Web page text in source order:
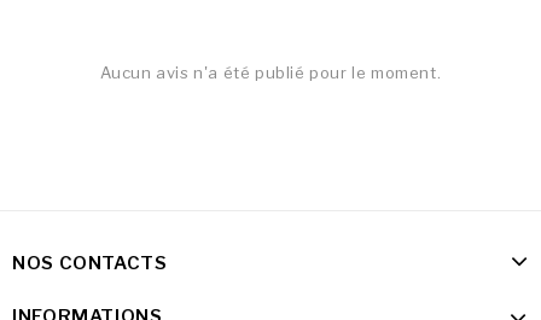
Aucun avis n'a été publié pour le moment.
NOS CONTACTS